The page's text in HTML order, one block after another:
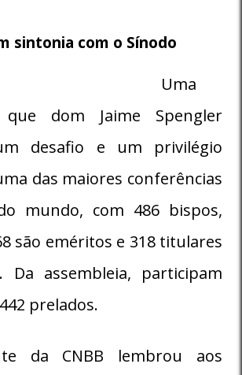
sintonia com o Sínodo
Uma
que dom Jaime Spengler
desafio e um privilégio
das maiores conferências
mundo, com 486 bispos,
são eméritos e 318 titulares
Da assembleia, participam
prelados.
da CNBB lembrou aos